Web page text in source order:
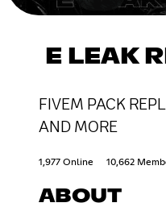
E LEAK
FIVEM PACK
AND MORE
1,977 Online 10,662
ABOUT